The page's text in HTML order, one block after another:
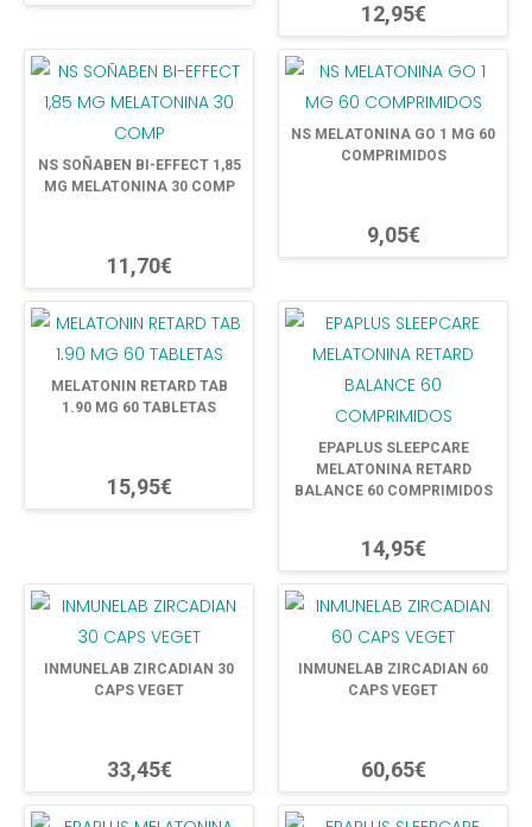
12,95€
NS SOÑABEN BI-EFFECT 1,85
MG MELATONINA 30 COMP
11,70€
NS MELATONINA GO 1 MG 60
COMPRIMIDOS
9,05€
MELATONIN RETARD TAB
1.90 MG 60 TABLETAS
15,95€
EPAPLUS SLEEPCARE
MELATONINA RETARD
BALANCE 60 COMPRIMIDOS
14,95€
INMUNELAB ZIRCADIAN 30
CAPS VEGET
33,45€
INMUNELAB ZIRCADIAN 60
CAPS VEGET
60,65€